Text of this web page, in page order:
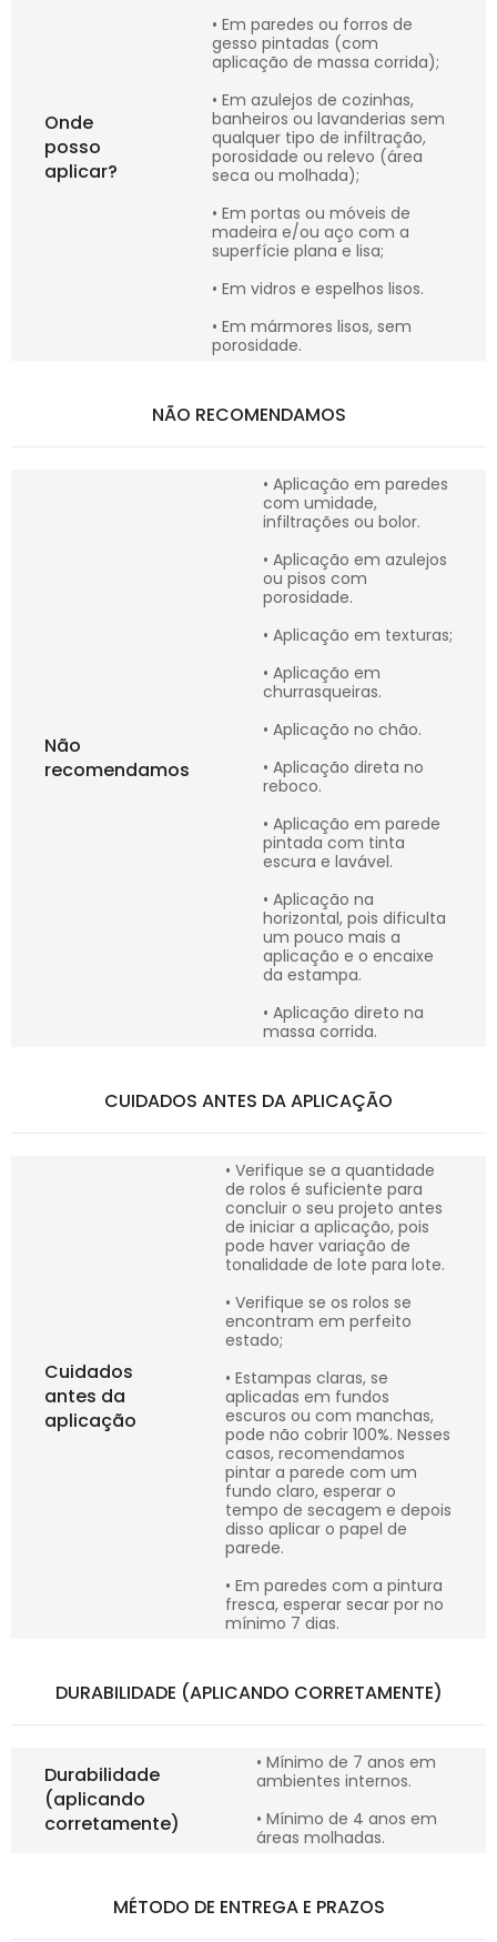
Onde
posso
aplicar?
• Em paredes ou forros de
gesso pintadas (com
aplicação de massa corrida);
• Em azulejos de cozinhas,
banheiros ou lavanderias sem
qualquer tipo de infiltração,
porosidade ou relevo (área
seca ou molhada);
• Em portas ou móveis de
madeira e/ou aço com a
superfície plana e lisa;
• Em vidros e espelhos lisos.
• Em mármores lisos, sem
porosidade.
NÃO RECOMENDAMOS
Não
recomendamos
• Aplicação em paredes
com umidade,
infiltrações ou bolor.
• Aplicação em azulejos
ou pisos com
porosidade.
• Aplicação em texturas;
• Aplicação em
churrasqueiras.
• Aplicação no chão.
• Aplicação direta no
reboco.
• Aplicação em parede
pintada com tinta
escura e lavável.
• Aplicação na
horizontal, pois dificulta
um pouco mais a
aplicação e o encaixe
da estampa.
• Aplicação direto na
massa corrida.
CUIDADOS ANTES DA APLICAÇÃO
Cuidados
antes da
aplicação
• Verifique se a quantidade
de rolos é suficiente para
concluir o seu projeto antes
de iniciar a aplicação, pois
pode haver variação de
tonalidade de lote para lote.
• Verifique se os rolos se
encontram em perfeito
estado;
• Estampas claras, se
aplicadas em fundos
escuros ou com manchas,
pode não cobrir 100%. Nesses
casos, recomendamos
pintar a parede com um
fundo claro, esperar o
tempo de secagem e depois
disso aplicar o papel de
parede.
• Em paredes com a pintura
fresca, esperar secar por no
mínimo 7 dias.
DURABILIDADE (APLICANDO CORRETAMENTE)
Durabilidade
(aplicando
corretamente)
• Mínimo de 7 anos em
ambientes internos.
• Mínimo de 4 anos em
áreas molhadas.
MÉTODO DE ENTREGA E PRAZOS